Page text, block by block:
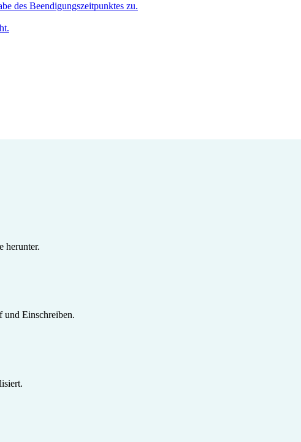
des Beendigungszeitpunktes zu.
herunter.
und Einschreiben.